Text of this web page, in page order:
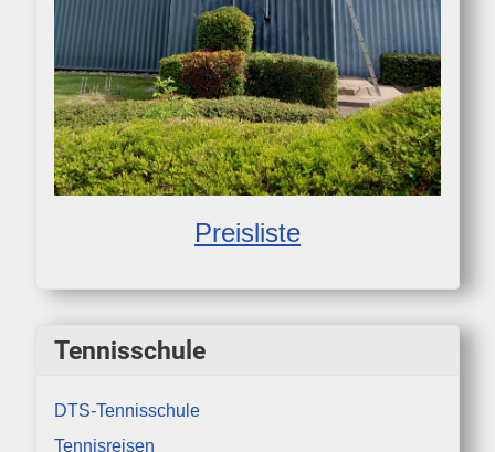
Tennisschule
DTS-Tennisschule
Tennisreisen
Preisliste